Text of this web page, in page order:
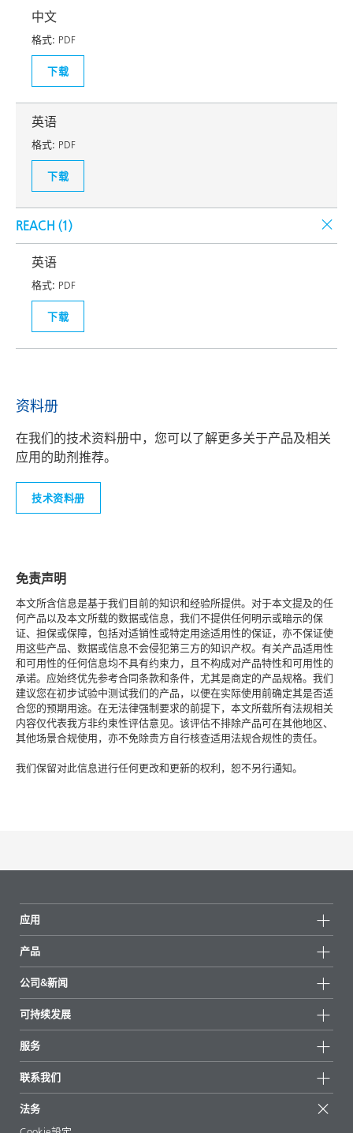
中文
格式: PDF
下载
英语
格式: PDF
下载
REACH (1)
英语
格式: PDF
下载
资料册
在我们的技术资料册中，您可以了解更多关于产品及相关
应用的助剂推荐。
技术资料册
免责声明
本文所含信息是基于我们目前的知识和经验所提供。对于本文提及的任
何产品以及本文所载的数据或信息，我们不提供任何明示或暗示的保
证、担保或保障，包括对适销性或特定用途适用性的保证，亦不保证使
用这些产品、数据或信息不会侵犯第三方的知识产权。有关产品适用性
和可用性的任何信息均不具有约束力，且不构成对产品特性和可用性的
承诺。应始终优先参考合同条款和条件，尤其是商定的产品规格。我们
建议您在初步试验中测试我们的产品，以便在实际使用前确定其是否适
合您的预期用途。在无法律强制要求的前提下，本文所载所有法规相关
内容仅代表我方非约束性评估意见。该评估不排除产品可在其他地区、
其他场景合规使用，亦不免除贵方自行核查适用法规合规性的责任。
我们保留对此信息进行任何更改和更新的权利，恕不另行通知。
应用
产品
所有产品
重点推荐
公司&新闻
新闻
新闻和媒体
地区和分销商
展会和活动
可持续发展
可持续产品
成功案例
EcoVadis
认证
服务
起始配方
文章
联系我们
法务